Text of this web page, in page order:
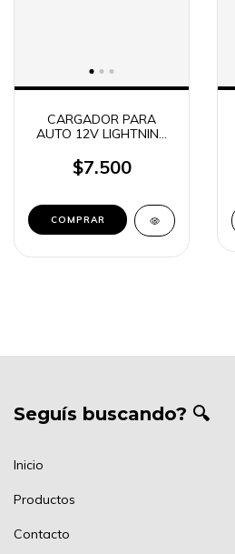
CARGADOR PARA
AUTO 12V LIGHTNING
$7.500
COMPRAR
Seguís buscando? 🔍
Inicio
Productos
Contacto